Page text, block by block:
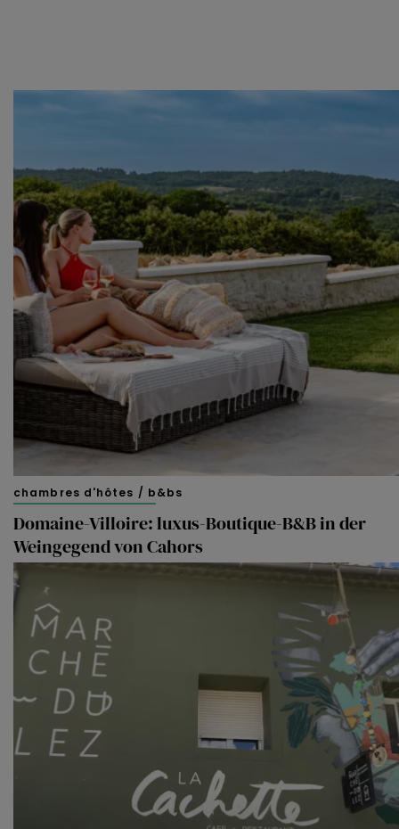
chambres d'hôtes / b&bs
Domaine-Villoire: luxus-Boutique-B&B in der
Weingegend von Cahors